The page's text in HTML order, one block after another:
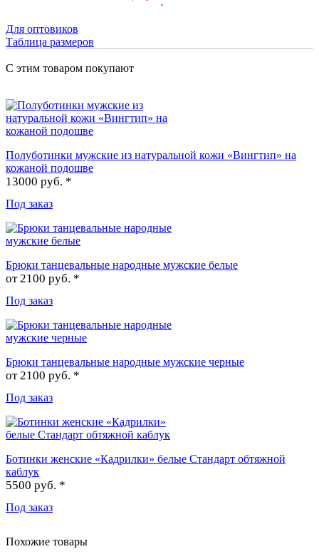
Для оптовиков
Таблица размеров
С этим товаром покупают
Полуботинки мужские из натуральной кожи «Вингтип» на
кожаной подошве
13000 руб. *
Под заказ
Брюки танцевальные народные мужские белые
от 2100 руб. *
Под заказ
Брюки танцевальные народные мужские черные
от 2100 руб. *
Под заказ
Ботинки женские «Кадрилки» белые Стандарт обтяжной
каблук
5500 руб. *
Под заказ
Похожие товары